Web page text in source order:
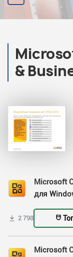
&
Microsoft
для
2 798
Microsoft